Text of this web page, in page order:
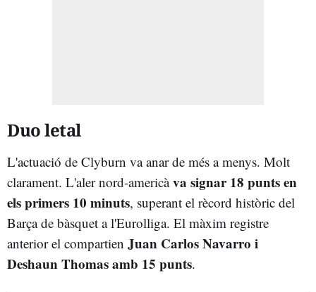
Duo letal
L'actuació de Clyburn va anar de més a menys. Molt
clarament. L'aler nord-americàva signar 18 punts en
els primers 10 minuts, superant el rècord històric del
Barça de bàsquet a l'Eurolliga. El màxim registre
anterior el compartien Juan Carlos Navarro i
Deshaun Thomas amb 15 punts.